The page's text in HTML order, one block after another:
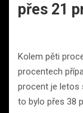
přes 21
Kolem pěti
procentech
procent je letos
to bylo přes 38